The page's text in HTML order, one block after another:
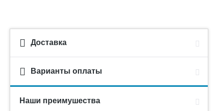
Доставка
Варианты оплаты
Наши преимушества